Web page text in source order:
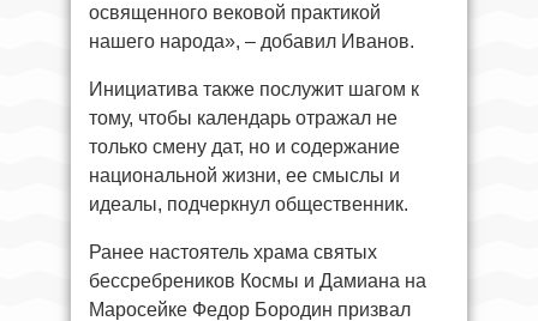
освященного вековой практикой
нашего народа», – добавил Иванов.
Инициатива также послужит шагом к
тому, чтобы календарь отражал не
только смену дат, но и содержание
национальной жизни, ее смыслы и
идеалы, подчеркнул общественник.
Ранее настоятель храма святых
бессребреников Космы и Дамиана на
Маросейке Федор Бородин призвал